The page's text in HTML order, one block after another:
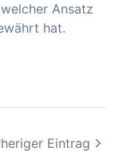
Ansatz
hat.
Eintrag